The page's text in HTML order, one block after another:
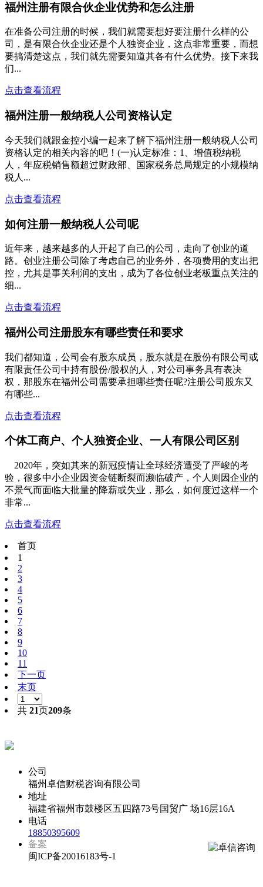
福州注册有限合伙企业优势和怎么注册
在准备公司注册的时候，我们就需要想好要注册什么样的公
司，是有限合伙企业还是个人独资企业，这点非常重要，而想
要搞清楚这点，我们就先需要知道其各有什么优势。接下来我
们...
点击查看流程
福州注册一般纳税人公司资格认定
今天我们就跟金控小编一起来了解下福州注册一般纳税人公司
资格认定的相关内容的吧！(一)认定标准：1、增值税纳税
人，年应税销售额超过财政部、国家税务总局规定的小规模纳
税人...
点击查看流程
如何注册一般纳税人公司呢
近年来，越来越多的人开起了自己的公司，走向了创业的道
路。创业注册公司除了考虑自己的业务外，各项费用的支出把
控，尤其是事关利润的支出，成为了各位创业老板重点关注的
细...
点击查看流程
福州公司注册股东有哪些责任和要求
我们都知道，公司会有股东成员，股东就是在股份有限公司或
有限责任公司中持有股份/股权的人，对公司事务具有表决
权，那股东在福州公司需要承担哪些责任呢?注册公司股东又
有哪些...
点击查看流程
个体工商户、个人独资企业、一人有限公司区别
2020年，突如其来的新冠疫情让全球经济遭受了严峻的考
验，很多中小企业因资金链断裂而濒临破产，个人则因企业的
不景气而面临大批量的降薪或失业，那么，如何度过这样一个
非常...
点击查看流程
首页
1
2
3
4
5
6
7
8
9
10
11
下一页
末页
共 21页209条
公司
福州卓信财税咨询有限公司
地址
福建省福州市鼓楼区五四路73号国贸广 场16层16A
电话
18850395609
备案
闽ICP备20016183号-1